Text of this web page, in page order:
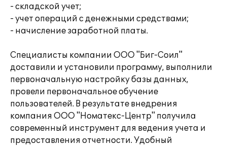
- складской учет;
- учет операций с денежными средствами;
- начисление заработной платы.
Специалисты компании ООО "Биг-Соил"
доставили и установили программу, выполнили
первоначальную настройку базы данных,
провели первоначальное обучение
пользователей. В результате внедрения
компания ООО "Номатекс-Центр" получила
современный инструмент для ведения учета и
предоставления отчетности. Удобный